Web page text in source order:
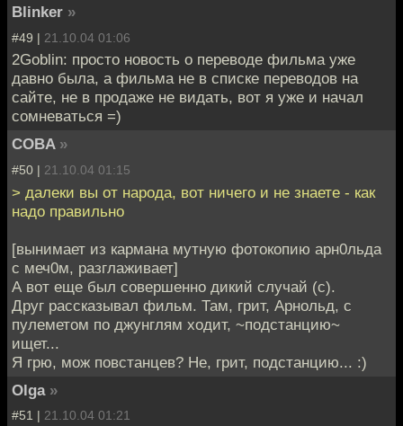
Blinker »
#49 | 21.10.04 01:06
2Goblin: просто новость о переводе фильма уже
давно была, а фильма не в списке переводов на
сайте, не в продаже не видать, вот я уже и начал
сомневаться =)
COBA »
#50 | 21.10.04 01:15
> далеки вы от народа, вот ничего и не знаете - как
надо правильно
[вынимает из кармана мутную фотокопию арн0льда
с меч0м, разглаживает]
А вот еще был совершенно дикий случай (с).
Друг рассказывал фильм. Там, грит, Арнольд, с
пулеметом по джунглям ходит, ~подстанцию~
ищет...
Я грю, мож повстанцев? Не, грит, подстанцию... :)
Olga »
#51 | 21.10.04 01:21